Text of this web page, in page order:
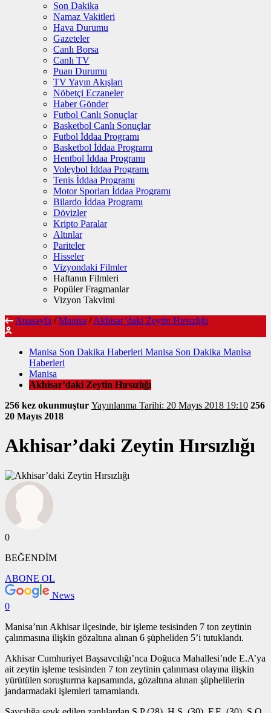
Son Dakika
Namaz Vakitleri
Hava Durumu
Gazeteler
Canlı Borsa
Canlı TV
Puan Durumu
TV Yayın Akışları
Nöbetçi Eczaneler
Haber Gönder
Futbol Canlı Sonuçlar
Basketbol Canlı Sonuçlar
Futbol İddaa Programı
Basketbol İddaa Programı
Hentbol İddaa Programı
Voleybol İddaa Programı
Tenis İddaa Programı
Motor Sporları İddaa Programı
Bilardo İddaa Programı
Dövizler
Kripto Paralar
Altınlar
Pariteler
Hisseler
Vizyondaki Filmler
Haftanın Filmleri
Popüler Fragmanlar
Vizyon Takvimi
Anasayfa / Manisa / Akhisar’daki Zeytin Hırsızlığı
Manisa Son Dakika Haberleri Manisa Son Dakika Manisa
Haberleri
Manisa
Akhisar’daki Zeytin Hırsızlığı
256 kez okunmuştur Yayınlanma Tarihi: 20 Mayıs 2018 19:10 256
20 Mayıs 2018
Akhisar’daki Zeytin Hırsızlığı
0
BEĞENDİM
ABONE OL
News
0
Manisa’nın Akhisar ilçesinde, bir işleme tesisinden 7 ton zeytinin
çalınmasına ilişkin gözaltına alınan 6 şüpheliden 5’i tutuklandı.
Akhisar Cumhuriyet Başsavcılığı’nca Doğuca Mahallesi’nde E.A’ya
ait zeytin işleme tesisinden 7 ton zeytinin çalınması olayına ilişkin
yürütülen soruşturma kapsamında, gözaltına alınan şüphelilerin
jandarmadaki işlemleri tamamlandı.